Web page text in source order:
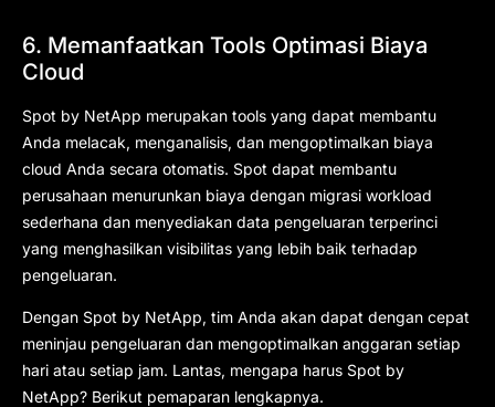
6. Memanfaatkan Tools Optimasi Biaya
Cloud
Spot by NetApp merupakan tools yang dapat membantu
Anda melacak, menganalisis, dan mengoptimalkan biaya
cloud Anda secara otomatis. Spot dapat membantu
perusahaan menurunkan biaya dengan migrasi workload
sederhana dan menyediakan data pengeluaran terperinci
yang menghasilkan visibilitas yang lebih baik terhadap
pengeluaran.
Dengan Spot by NetApp, tim Anda akan dapat dengan cepat
meninjau pengeluaran dan mengoptimalkan anggaran setiap
hari atau setiap jam. Lantas, mengapa harus Spot by
NetApp? Berikut pemaparan lengkapnya.